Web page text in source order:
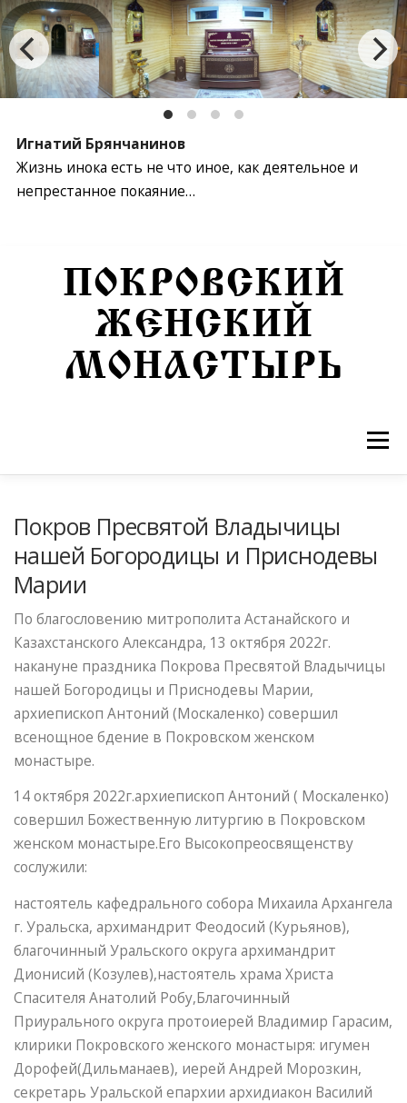
Игнатий Брянчанинов
Жизнь инока есть не что иное, как деятельное и
непрестанное покаяние…
ПОКРОВСКИЙ
ЖЕНСКИЙ
МОНАСТЫРЬ
Меню
РАСПИСАНИЕ БОГОСЛУЖЕНИЙ ОБЪЯВЛЕНИЯ
ПРИНИМАЕМ ПОЖЕРТВОВАНИЯ КОНТАКТЫ
ИЗРЕЧЕНИЯ СВЯТЫХ ОТЦОВ АРХИВ
Покров Пресвятой Владычицы
нашей Богородицы и Приснодевы
Марии
По благословению митрополита Астанайского и
Казахстанского Александра, 13 октября 2022г.
накануне праздника Покрова Пресвятой Владычицы
нашей Богородицы и Приснодевы Марии,
архиепископ Антоний (Москаленко) совершил
всенощное бдение в Покровском женском
монастыре.
14 октября 2022г.архиепископ Антоний ( Москаленко)
совершил Божественную литургию в Покровском
женском монастыре.Его Высокопреосвященству
сослужили:
настоятель кафедрального собора Михаила Архангела
г. Уральска, архимандрит Феодосий (Курьянов),
благочинный Уральского округа архимандрит
Дионисий (Козулев),настоятель храма Христа
Спасителя Анатолий Робу,Благочинный
Приурального округа протоиерей Владимир Гарасим,
клирики Покровского женского монастыря: игумен
Дорофей(Дильманаев), иерей Андрей Морозкин,
секретарь Уральской епархии архидиакон Василий